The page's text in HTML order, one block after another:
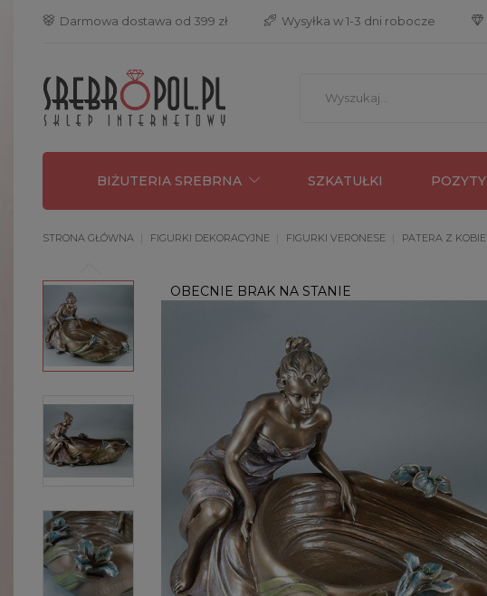
 Darmowa dostawa od 399 zł  Wysyłka w 1-3 dni robocze 
BIŻUTERIA SREBRNA SZKATUŁKI
STRONA GŁÓWNA FIGURKI DEKORACYJNE FIGURKI VERONESE PATERA Z
OBECNIE BRAK NA STANIE